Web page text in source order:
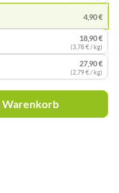
4,90 €
18,90 €
(3,78 € / kg)
27,90 €
(2,79 € / kg)
Warenkorb